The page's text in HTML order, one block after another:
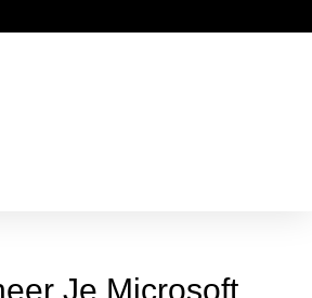
Je Microsoft